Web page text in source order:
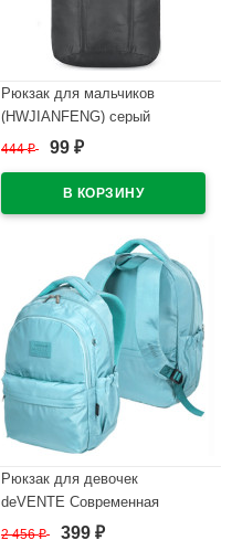
Рюкзак для мальчиков
(HWJIANFENG) серый
42х25х15 см арт.CC312_626-7
444₽ 99 ₽
Рюкзак для девочек
deVENTE Современная
концепция мягкого (Modern
2 456₽ 399 ₽